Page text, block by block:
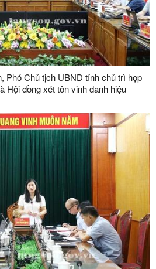
Phó Chủ tịch UBND tỉnh chủ trì họp
Hội đồng xét tôn vinh danh hiệu